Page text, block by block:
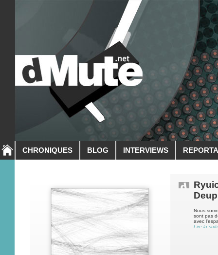
CHRONIQUES BLOG INTERVIEWS
Nous
sont pas
avec
Lire la